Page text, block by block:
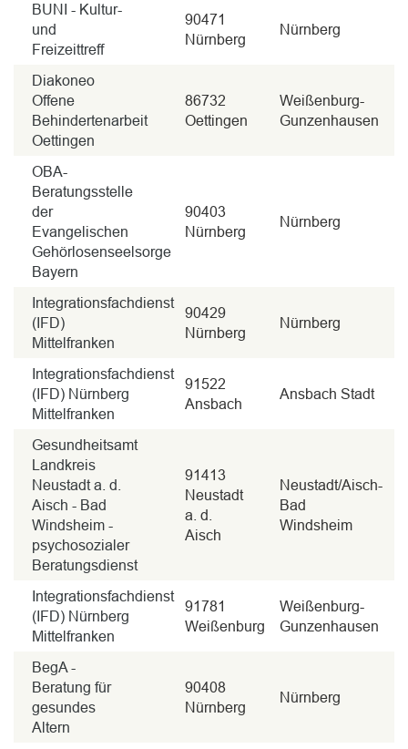
BUNI - Kultur-
und
Freizeittreff
90471
Nürnberg
Nürnberg
Diakoneo
Offene
Behindertenarbeit
Oettingen
86732
Oettingen
Weißenburg-
Gunzenhausen
OBA-
Beratungsstelle
der
Evangelischen
Gehörlosenseelsorge
Bayern
90403
Nürnberg
Nürnberg
Integrationsfachdienst
(IFD)
Mittelfranken
90429
Nürnberg
Nürnberg
Integrationsfachdienst
(IFD) Nürnberg
Mittelfranken
91522
Ansbach
Ansbach Stadt
Gesundheitsamt
Landkreis
Neustadt a. d.
Aisch - Bad
Windsheim -
psychosozialer
Beratungsdienst
91413
Neustadt
a. d.
Aisch
Neustadt/Aisch-
Bad
Windsheim
Integrationsfachdienst
(IFD) Nürnberg
Mittelfranken
91781
Weißenburg
Weißenburg-
Gunzenhausen
BegA -
Beratung für
gesundes
Altern
90408
Nürnberg
Nürnberg